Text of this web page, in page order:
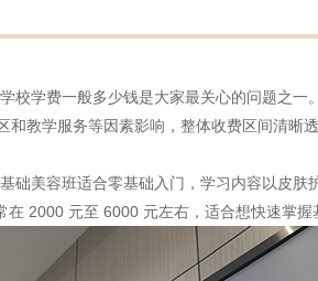
学费一般多少钱是大家最关心的问题之一
和教学服务等因素影响，整体收费区间清晰
美容班适合零基础入门，学习内容以皮肤
2000 元至 6000 元左右，适合想快速掌握